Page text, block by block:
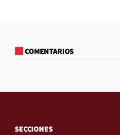
COMENTARIOS
SECCIONES